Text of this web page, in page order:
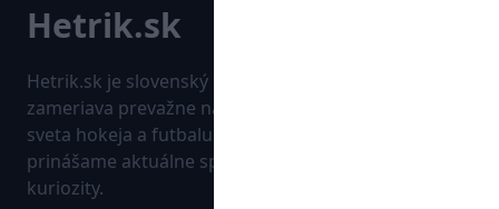
Hetrik.sk je slovenský športový portál, ktorý sa
zameriava prevažne na najnovšie informácie zo
sveta hokeja a futbalu. Pravidelne na dennej báze
prinášame aktuálne správy, góly, zaujímavosti a
kuriozity.